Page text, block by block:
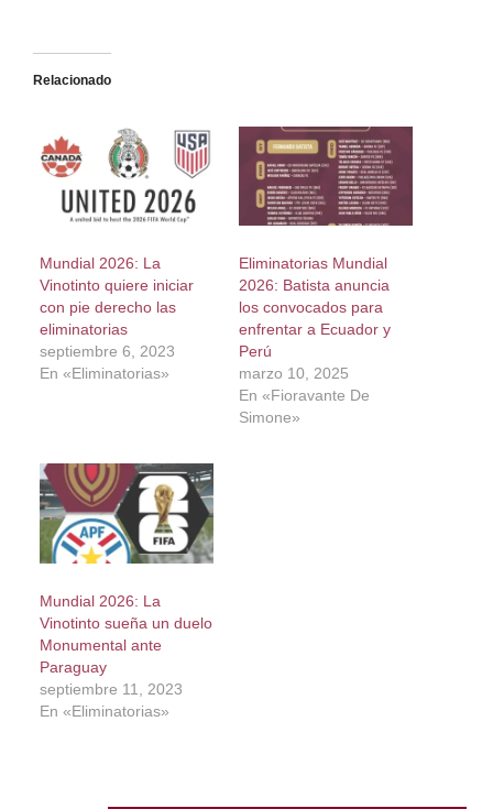
Relacionado
Mundial 2026: La
Vinotinto quiere iniciar
con pie derecho las
eliminatorias
septiembre 6, 2023
En «Eliminatorias»
Eliminatorias Mundial
2026: Batista anuncia
los convocados para
enfrentar a Ecuador y
Perú
marzo 10, 2025
En «Fioravante De
Simone»
Mundial 2026: La
Vinotinto sueña un duelo
Monumental ante
Paraguay
septiembre 11, 2023
En «Eliminatorias»